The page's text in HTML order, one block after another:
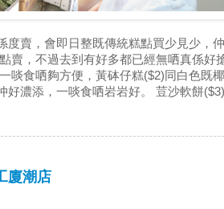
度賣，會即日整既傳統糕點買少見少，
賣，不過去到有好多都已經無哂真係好
啖食哂夠方便，黃砵仔糕($2)同白色既
濃添，一啖食哂岩岩好。 荳沙軟餅
廈潮店